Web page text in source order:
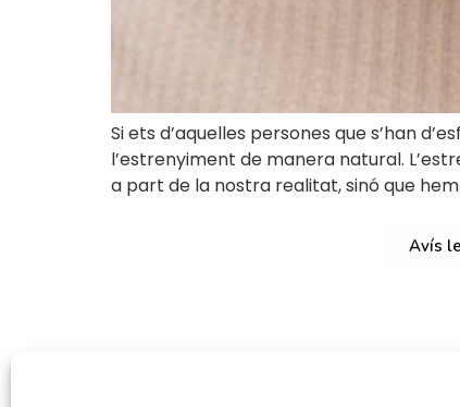
Si ets d’aquelles persones que s’han
l’estrenyiment de manera natural.
a part de la nostra realitat, sinó que
Avís